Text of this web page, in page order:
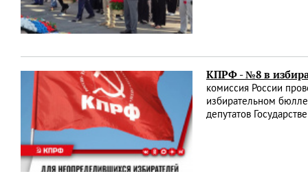
КПРФ - №8 в
комиссия России
избирательном
депутатов